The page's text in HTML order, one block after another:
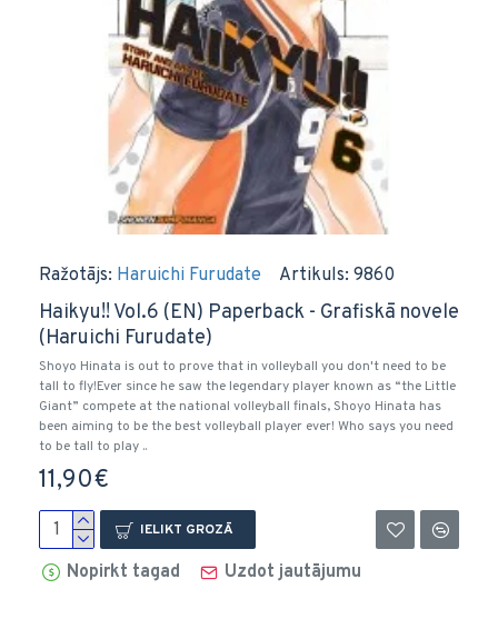
Ražotājs: Haruichi Furudate Artikuls: 9860
Haikyu!! Vol.6 (EN) Paperback - Grafiskā novele
(Haruichi Furudate)
Shoyo Hinata is out to prove that in volleyball you don't need to be
tall to fly!Ever since he saw the legendary player known as “the Little
Giant” compete at the national volleyball finals, Shoyo Hinata has
been aiming to be the best volleyball player ever! Who says you need
to be tall to play ..
11,90€
IELIKT GROZĀ
Nopirkt tagad Uzdot jautājumu